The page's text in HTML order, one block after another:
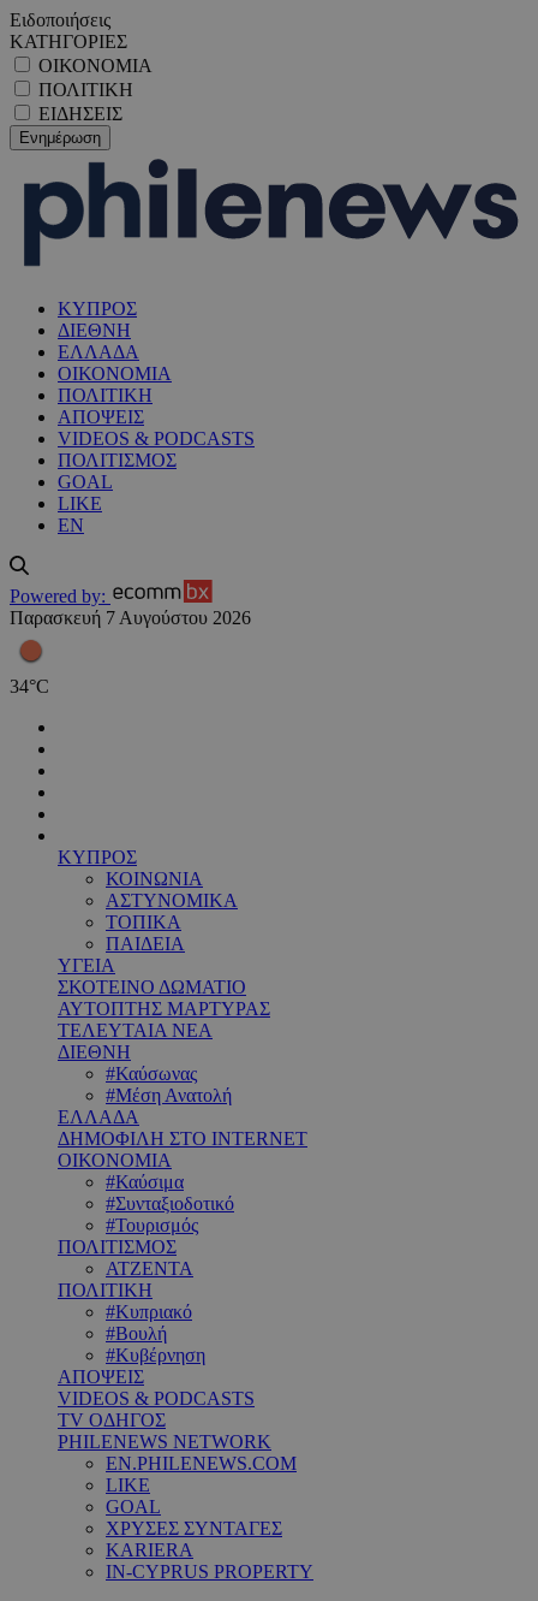
Ειδοποιήσεις
ΚΑΤΗΓΟΡΙΕΣ
ΟΙΚΟΝΟΜΙΑ
ΠΟΛΙΤΙΚΗ
ΕΙΔΗΣΕΙΣ
ΚΥΠΡΟΣ
ΔΙΕΘΝΗ
ΕΛΛΑΔΑ
ΟΙΚΟΝΟΜΙΑ
ΠΟΛΙΤΙΚΗ
ΑΠΟΨΕΙΣ
VIDEOS & PODCASTS
ΠΟΛΙΤΙΣΜΟΣ
GOAL
LIKE
EN
Powered by:
Παρασκευή 7 Αυγούστου 2026
34°C
ΚΥΠΡΟΣ
ΚΟΙΝΩΝΙΑ
ΑΣΤΥΝΟΜΙΚΑ
ΤΟΠΙΚΑ
ΠΑΙΔΕΙΑ
ΥΓΕΙΑ
ΣΚΟΤΕΙΝΟ ΔΩΜΑΤΙΟ
ΑΥΤΟΠΤΗΣ ΜΑΡΤΥΡΑΣ
ΤΕΛΕΥΤΑΙΑ ΝΕΑ
ΔΙΕΘΝΗ
#Καύσωνας
#Μέση Ανατολή
ΕΛΛΑΔΑ
ΔΗΜΟΦΙΛΗ ΣΤΟ INTERNET
ΟΙΚΟΝΟΜΙΑ
#Καύσιμα
#Συνταξιοδοτικό
#Τουρισμός
ΠΟΛΙΤΙΣΜΟΣ
ΑΤΖΕΝΤΑ
ΠΟΛΙΤΙΚΗ
#Κυπριακό
#Βουλή
#Κυβέρνηση
ΑΠΟΨΕΙΣ
VIDEOS & PODCASTS
TV ΟΔΗΓΟΣ
PHILENEWS NETWORK
EN.PHILENEWS.COM
LIKE
GOAL
ΧΡΥΣΕΣ ΣΥΝΤΑΓΕΣ
KARIERA
IN-CYPRUS PROPERTY